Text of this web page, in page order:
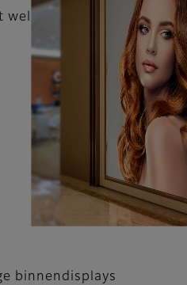
wel
binnendisplays